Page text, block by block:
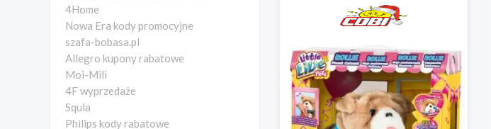
4Home
Nowa Era kody promocyjne
szafa-bobasa.pl
Allegro kupony rabatowe
Moi-Mili
4F wyprzedaże
Squla
Philips kody rabatowe